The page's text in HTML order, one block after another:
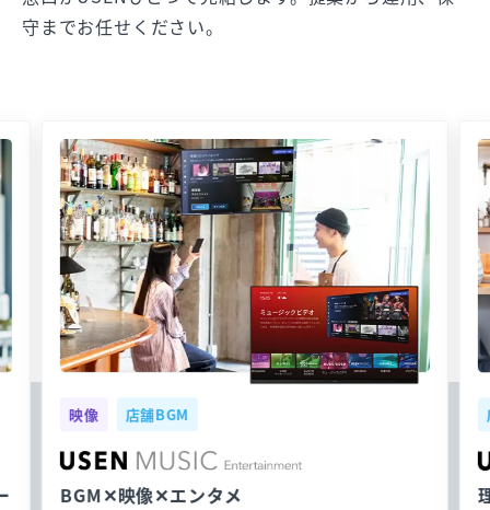
守までお任せください。
映像 店舗BGM
BGM✕映像✕エンタメ